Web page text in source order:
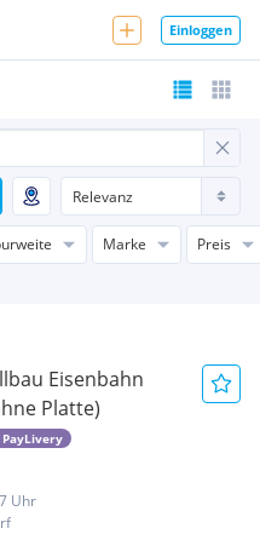
Einloggen
Marke
Preis
Eisenbahn
Platte)
PayLivery
Uhr